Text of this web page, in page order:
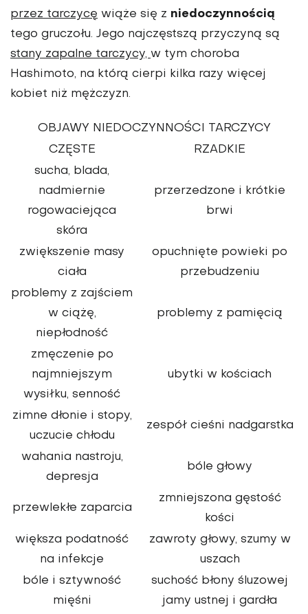
przez tarczycę wiąże się z niedoczynnością
tego gruczołu. Jego najczęstszą przyczyną są
stany zapalne tarczycy, w tym choroba
Hashimoto, na którą cierpi kilka razy więcej
kobiet niż mężczyzn.
OBJAWY NIEDOCZYNNOŚCI TARCZYCY
CZĘSTE
RZADKIE
sucha, blada,
nadmiernie
rogowaciejąca
skóra
przerzedzone i krótkie
brwi
zwiększenie masy
ciała
opuchnięte powieki po
przebudzeniu
problemy z zajściem
w ciążę,
niepłodność
problemy z pamięcią
zmęczenie po
najmniejszym
wysiłku, senność
ubytki w kościach
zimne dłonie i stopy,
uczucie chłodu
zespół cieśni nadgarstka
wahania nastroju,
depresja
bóle głowy
przewlekłe zaparcia
zmniejszona gęstość
kości
większa podatność
na infekcje
zawroty głowy, szumy w
uszach
bóle i sztywność
mięśni
suchość błony śluzowej
jamy ustnej i gardła